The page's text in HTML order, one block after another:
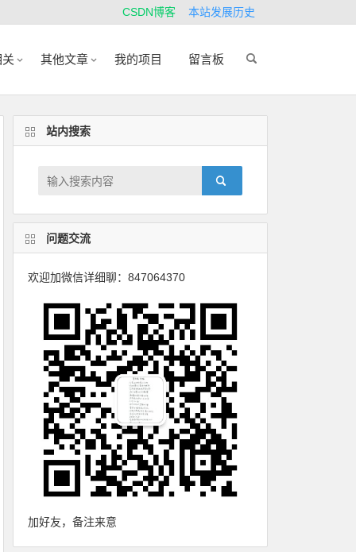
CSDN博客 本站发展历史
其他文章 我的项目 留言板
站内搜索
问题交流
欢迎加微信详细聊：847064370
加好友，备注来意